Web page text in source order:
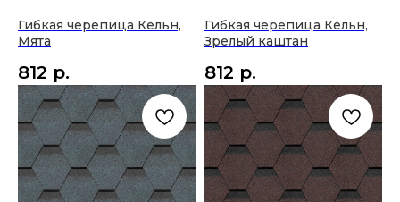
Гибкая черепица Кёльн,
Мята
812 р.
Гибкая черепица Кёльн,
Зрелый каштан
812 р.